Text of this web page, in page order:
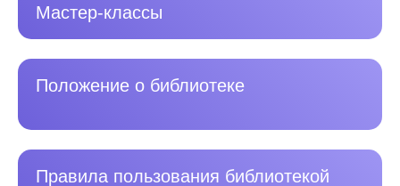
Мастер-классы
Положение о библиотеке
Правила пользования библиотекой